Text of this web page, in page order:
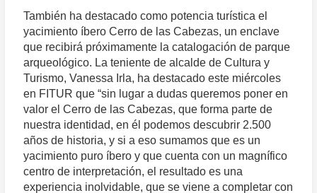
También ha destacado como potencia turística el
yacimiento íbero Cerro de las Cabezas, un enclave
que recibirá próximamente la catalogación de parque
arqueológico. La teniente de alcalde de Cultura y
Turismo, Vanessa Irla, ha destacado este miércoles
en FITUR que “sin lugar a dudas queremos poner en
valor el Cerro de las Cabezas, que forma parte de
nuestra identidad, en él podemos descubrir 2.500
años de historia, y si a eso sumamos que es un
yacimiento puro íbero y que cuenta con un magnífico
centro de interpretación, el resultado es una
experiencia inolvidable, que se viene a completar con